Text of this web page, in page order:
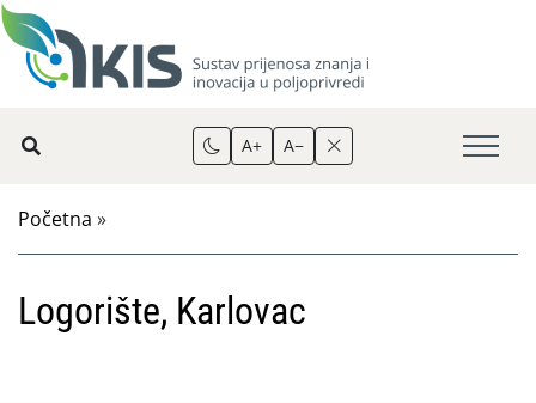
A+ A−
Početna »
Logorište, Karlovac